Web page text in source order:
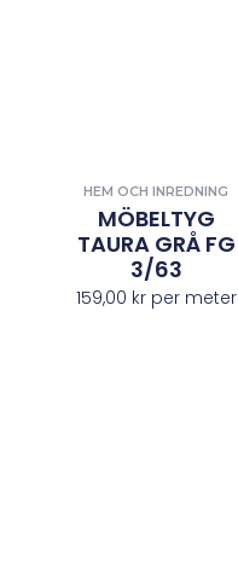
HEM OCH INREDNING
MÖBELTYG
TAURA GRÅ FG
3/63
159,00 krper meter